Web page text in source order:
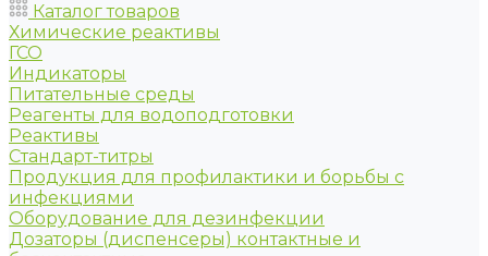
Каталог товаров
Химические реактивы
ГСО
Индикаторы
Питательные среды
Реагенты для водоподготовки
Реактивы
Стандарт-титры
Продукция для профилактики и борьбы с
инфекциями
Оборудование для дезинфекции
Дозаторы (диспенсеры) контактные и